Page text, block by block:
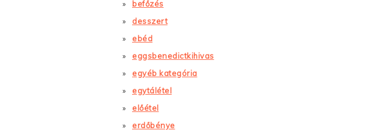
befőzés
desszert
ebéd
eggsbenedictkihivas
egyéb kategória
egytálétel
előétel
erdőbénye